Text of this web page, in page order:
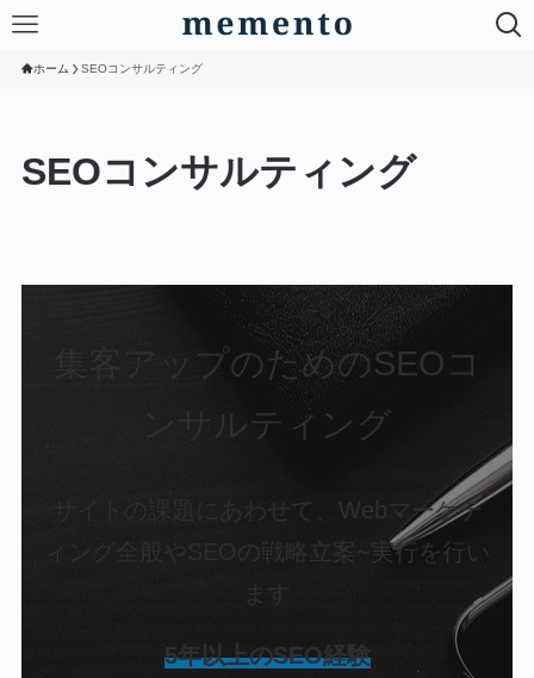
ホーム SEOコンサルティング
SEOコンサルティング
集客アップのためのSEOコ
ンサルティング
サイトの課題にあわせて、Webマーケテ
ィング全般やSEOの戦略立案~実行を行い
ます
5年以上のSEO経験